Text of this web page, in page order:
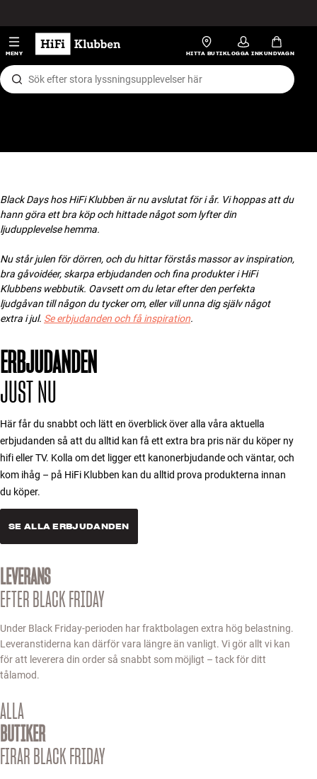
MENY HITTA BUTIKLOGGA INKUNDVAGN
HiFi
Högtalare
Hörlurar
TV
System
Kablar
INSPIRATION
MÄRKEN
NYHETER
ERBJUDANDEN
Hitta Butik
Kundtjänst
Bygg med ljud
Företag
Black Days hos HiFi Klubben är nu avslutat för i år. Vi hoppas att du
hann göra ett bra köp och hittade något som lyfter din
ljudupplevelse hemma.
Nu står julen för dörren, och du hittar förstås massor av inspiration,
bra gåvoidéer, skarpa erbjudanden och fina produkter i HiFi
Klubbens webbutik. Oavsett om du letar efter den perfekta
ljudgåvan till någon du tycker om, eller vill unna dig själv något
extra i jul. Se erbjudanden och få inspiration.
ERBJUDANDEN
JUST NU
Här får du snabbt och lätt en överblick över alla våra aktuella
erbjudanden så att du alltid kan få ett extra bra pris när du köper ny
hifi eller TV. Kolla om det ligger ett kanonerbjudande och väntar, och
kom ihåg – på HiFi Klubben kan du alltid prova produkterna innan
du köper.
SE ALLA ERBJUDANDEN
LEVERANS
EFTER BLACK FRIDAY
Under Black Friday-perioden har fraktbolagen extra hög belastning.
Leveranstiderna kan därför vara längre än vanligt. Vi gör allt vi kan
för att leverera din order så snabbt som möjligt – tack för ditt
tålamod.
ALLA
BUTIKER
FIRAR BLACK FRIDAY